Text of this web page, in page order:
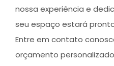
nossa experiência e
seu espaço estará
Entre em contato
orçamento